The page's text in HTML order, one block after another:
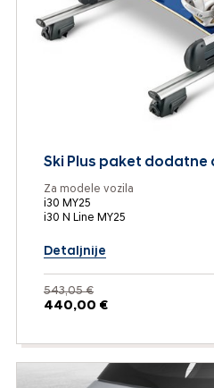
Ski Plus paket dodatne
Za modele vozila
i30 MY25
i30 N Line MY25
Detaljnije
543,05 €
440,00 €